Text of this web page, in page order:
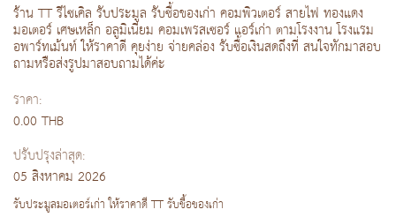
ร้าน TT รีไซเคิล รับประมูล รับซื้อของเก่า คอมพิวเตอร์ สายไฟ ทองแดง
มอเตอร์ เศษเหล็ก อลูมิเนียม คอมเพรสเซอร์ แอร์เก่า ตามโรงงาน โรงแรม
อพาร์ทเม้นท์ ให้ราคาดี คุยง่าย จ่ายคล่อง รับซื้อเงินสดถึงที่ สนใจทักมาสอบ
ถามหรือส่งรูปมาสอบถามได้ค่ะ
ราคา:
0.00 THB
ปรับปรุงล่าสุด:
05 สิงหาคม 2026
รับประมูลมอเตอร์เก่า ให้ราคาดี TT รับชื้อของเก่า